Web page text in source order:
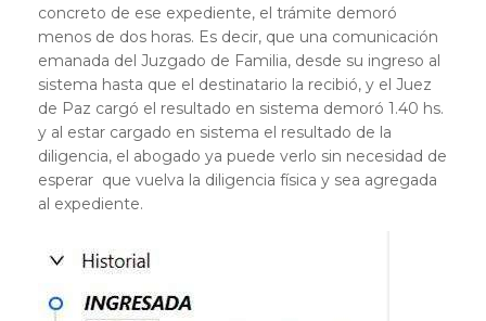
concreto de ese expediente, el trámite demoró
menos de dos horas. Es decir, que una comunicación
emanada del Juzgado de Familia, desde su ingreso al
sistema hasta que el destinatario la recibió, y el Juez
de Paz cargó el resultado en sistema demoró 1.40 hs.
y al estar cargado en sistema el resultado de la
diligencia, el abogado ya puede verlo sin necesidad de
esperar que vuelva la diligencia física y sea agregada
al expediente.